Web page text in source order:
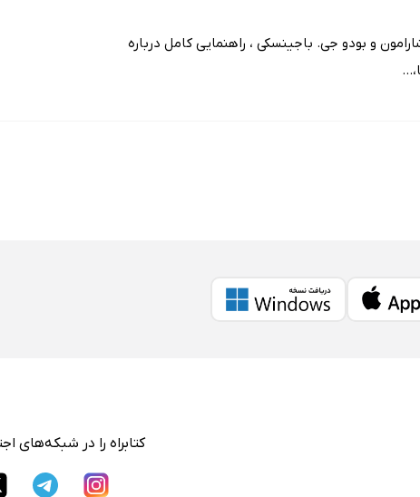
و بودو جی. باجینسکی ، راهنمایی کامل درباره
کتابراه را در شبکه‌های